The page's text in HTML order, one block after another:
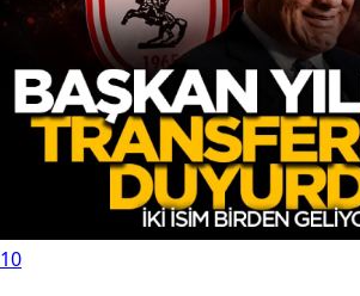
10